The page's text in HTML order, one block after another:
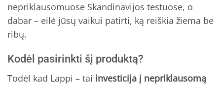
nepriklausomuose Skandinavijos testuose, o
dabar – eilė jūsų vaikui patirti, ką reiškia žiema be
ribų.
Kodėl pasirinkti šį produktą?
Todėl kad Lappi – tai investicija į nepriklausomą